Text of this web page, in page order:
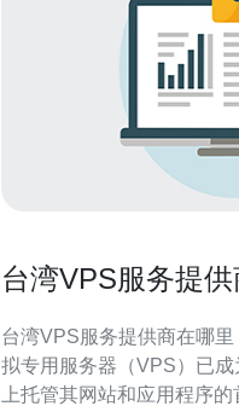
台湾VPS服务提供
台湾VPS服务提供商在哪里？ 在当今数字化时代
拟专用服务器（VPS）已
上托管其网站和应用程序